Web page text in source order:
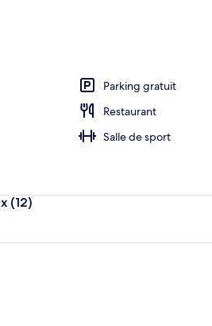
Parking gratuit
Restaurant
Salle de sport
(12)